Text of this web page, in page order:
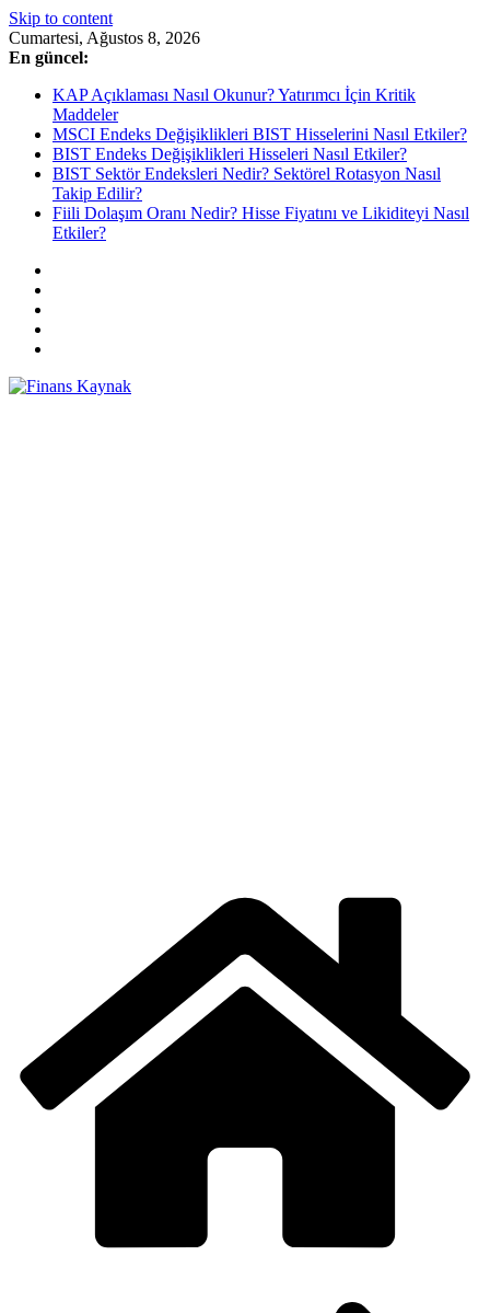
Skip to content
Cumartesi, Ağustos 8, 2026
En güncel:
KAP Açıklaması Nasıl Okunur? Yatırımcı İçin Kritik
Maddeler
MSCI Endeks Değişiklikleri BIST Hisselerini Nasıl Etkiler?
BIST Endeks Değişiklikleri Hisseleri Nasıl Etkiler?
BIST Sektör Endeksleri Nedir? Sektörel Rotasyon Nasıl
Takip Edilir?
Fiili Dolaşım Oranı Nedir? Hisse Fiyatını ve Likiditeyi Nasıl
Etkiler?